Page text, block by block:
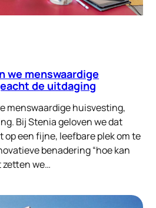
we menswaardige
de uitdaging
menswaardige huisvesting,
Bij Stenia geloven we dat
een fijne, leefbare plek om te
benadering “hoe kan
we…